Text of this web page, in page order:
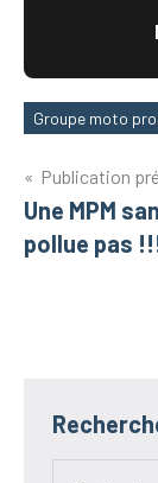
Étiquettes
Groupe moto
de
Publication
Une MPM
pollue pas